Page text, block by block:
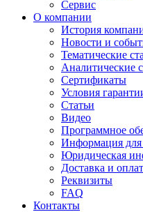
Сервис
О компании
История
Новости и
Тематические
Аналитические
Сертификаты
Условия
Статьи
Видео
Программное
Информация для
Юридическая
Доставка и
Реквизиты
FAQ
Контакты